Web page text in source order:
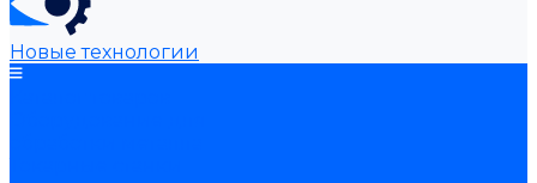
Новые технологии